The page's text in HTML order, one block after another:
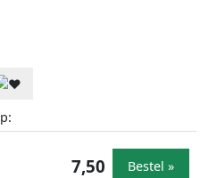
7,50 Bestel »